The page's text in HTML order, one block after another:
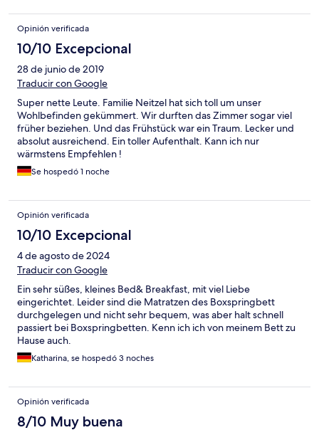
Opinión verificada
10/10 Excepcional
28 de junio de 2019
Traducir con Google
Super nette Leute. Familie Neitzel hat sich toll um unser
Wohlbefinden gekümmert. Wir durften das Zimmer sogar viel
früher beziehen. Und das Frühstück war ein Traum. Lecker und
absolut ausreichend. Ein toller Aufenthalt. Kann ich nur
wärmstens Empfehlen !
Se hospedó 1 noche
Opinión verificada
10/10 Excepcional
4 de agosto de 2024
Traducir con Google
Ein sehr süßes, kleines Bed& Breakfast, mit viel Liebe
eingerichtet. Leider sind die Matratzen des Boxspringbett
durchgelegen und nicht sehr bequem, was aber halt schnell
passiert bei Boxspringbetten. Kenn ich ich von meinem Bett zu
Hause auch.
Katharina, se hospedó 3 noches
Opinión verificada
8/10 Muy buena